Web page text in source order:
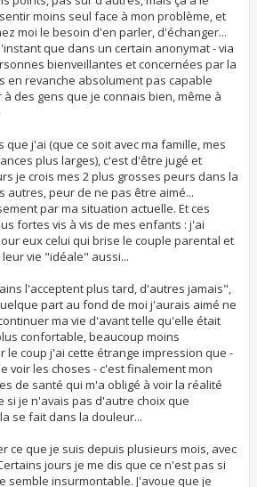
moins seul face à mon problème, et
moi le besoin d'en parler, d'échanger...
que dans un certain anonymat - via
bienveillantes et concernées par la
en revanche absolument pas capable
des gens que je connais bien, même à
que j'ai (que ce soit avec ma famille, mes
plus larges), c'est d'être jugé et
je crois mes 2 plus grosses peurs dans la
autres, peur de ne pas être aimé...
par ma situation actuelle. Et ces
fortes vis à vis de mes enfants : j'ai
eux celui qui brise le couple parental et
vie "idéale" aussi...
l'acceptent plus tard, d'autres jamais",
part au fond de moi j'aurais aimé ne
ma vie d'avant telle qu'elle était
confortable, beaucoup moins
le coup j'ai cette étrange impression que -
voir les choses - c'est finalement mon
de santé qui m'a obligé à voir la réalité
si je n'avais pas d'autre choix que
se fait dans la douleur...
ce que je suis depuis plusieurs mois, avec
jours je me dis que ce n'est pas si
semble insurmontable. J'avoue que je